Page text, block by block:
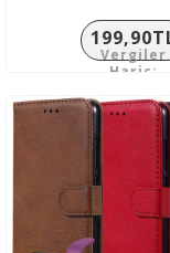
Vergiler
Hariç: